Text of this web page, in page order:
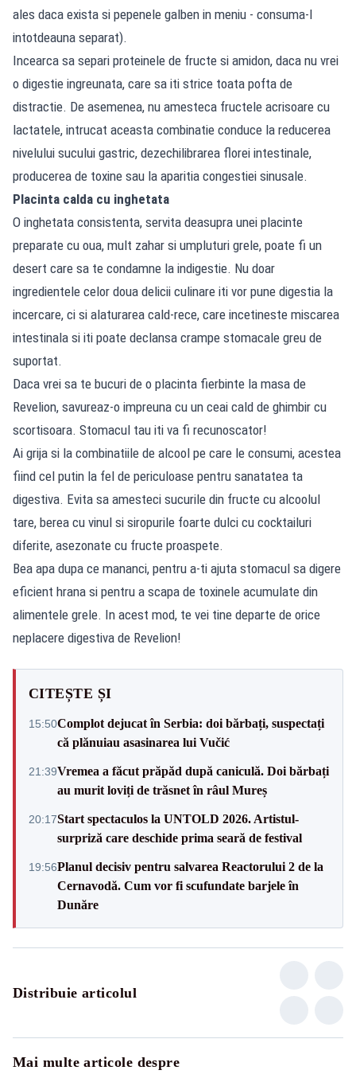
ales daca exista si pepenele galben in meniu - consuma-l
intotdeauna separat).
Incearca sa separi proteinele de fructe si amidon, daca nu vrei
o digestie ingreunata, care sa iti strice toata pofta de
distractie. De asemenea, nu amesteca fructele acrisoare cu
lactatele, intrucat aceasta combinatie conduce la reducerea
nivelului sucului gastric, dezechilibrarea florei intestinale,
producerea de toxine sau la aparitia congestiei sinusale.
Placinta calda cu inghetata
O inghetata consistenta, servita deasupra unei placinte
preparate cu oua, mult zahar si umpluturi grele, poate fi un
desert care sa te condamne la indigestie. Nu doar
ingredientele celor doua delicii culinare iti vor pune digestia la
incercare, ci si alaturarea cald-rece, care incetineste miscarea
intestinala si iti poate declansa crampe stomacale greu de
suportat.
Daca vrei sa te bucuri de o placinta fierbinte la masa de
Revelion, savureaz-o impreuna cu un ceai cald de ghimbir cu
scortisoara. Stomacul tau iti va fi recunoscator!
Ai grija si la combinatiile de alcool pe care le consumi, acestea
fiind cel putin la fel de periculoase pentru sanatatea ta
digestiva. Evita sa amesteci sucurile din fructe cu alcoolul
tare, berea cu vinul si siropurile foarte dulci cu cocktailuri
diferite, asezonate cu fructe proaspete.
Bea apa dupa ce mananci, pentru a-ti ajuta stomacul sa digere
eficient hrana si pentru a scapa de toxinele acumulate din
alimentele grele. In acest mod, te vei tine departe de orice
neplacere digestiva de Revelion!
CITEȘTE ȘI
15:50Complot dejucat în Serbia: doi bărbați, suspectați
că plănuiau asasinarea lui Vučić
21:39Vremea a făcut prăpăd după caniculă. Doi bărbați
au murit loviți de trăsnet în râul Mureș
20:17Start spectaculos la UNTOLD 2026. Artistul-
surpriză care deschide prima seară de festival
19:56Planul decisiv pentru salvarea Reactorului 2 de la
Cernavodă. Cum vor fi scufundate barjele în
Dunăre
Distribuie articolul
Mai multe articole despre